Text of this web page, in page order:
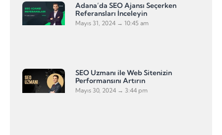
Adana’da SEO Ajansı Seçerken
Referansları İnceleyin
Mayıs 31, 2024 10:45 am
SEO Uzmanı ile Web Sitenizin
Performansını Artırın
Mayıs 30, 2024 3:44 pm